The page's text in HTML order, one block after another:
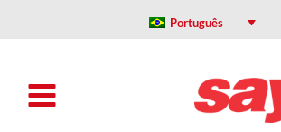
Português